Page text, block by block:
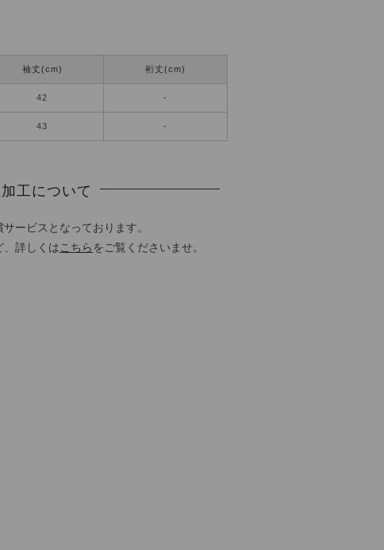
袖丈(cm) 裄丈(cm)
42 -
43 -
工について
ービスとなっております。
、詳しくは こちら をご覧くださいませ。